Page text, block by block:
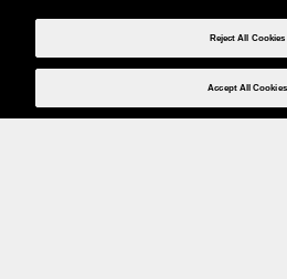
Reject All Cookies
Accept All Cookies